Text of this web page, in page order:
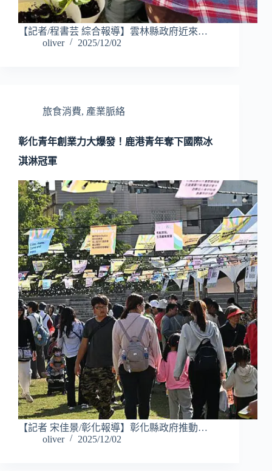
【記者/程書芸 綜合報導】雲林縣政府近來…
oliver
2025/12/02
旅食消費, 產業脈絡
彰化青年創業力大爆發！鹿港青年奪下國際冰
淇淋冠軍
【記者 宋佳景/彰化報導】彰化縣政府推動…
oliver
2025/12/02